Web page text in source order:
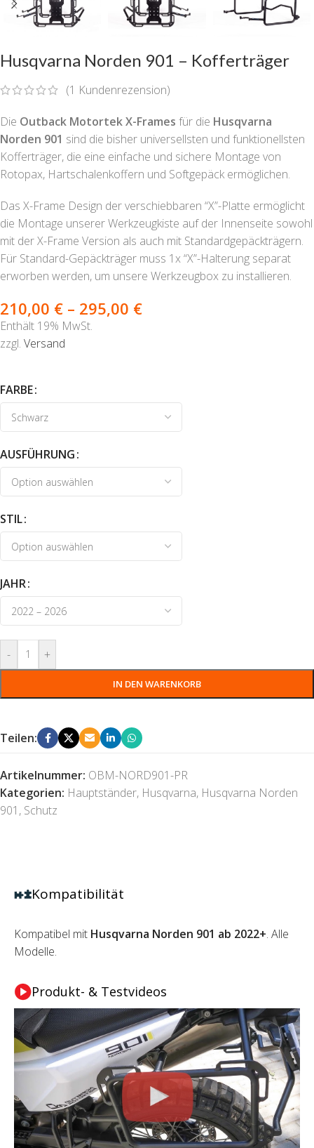
Husqvarna Norden 901 – Kofferträger
(1 Kundenrezension)
Die Outback Motortek X-Frames für die Husqvarna
Norden 901 sind die bisher universellsten und funktionellsten
Kofferträger, die eine einfache und sichere Montage von
Rotopax, Hartschalenkoffern und Softgepäck ermöglichen.
Das X-Frame Design der verschiebbaren “X”-Platte ermöglicht
die Montage unserer Werkzeugkiste auf der Innenseite sowohl
mit der X-Frame Version als auch mit Standardgepäckträgern.
Für Standard-Gepäckträger muss 1x “X”-Halterung separat
erworben werden, um unsere Werkzeugbox zu installieren.
210,00 € – 295,00 €
Enthält 19% MwSt.
zzgl. Versand
FARBE
AUSFÜHRUNG
STIL
JAHR
- +
IN DEN WARENKORB
Teilen:
Artikelnummer: OBM-NORD901-PR
Kategorien: Hauptständer, Husqvarna, Husqvarna Norden
901 , Schutz
Kompatibilität
Kompatibel mit Husqvarna Norden 901 ab 2022+. Alle
Modelle.
Produkt- & Testvideos